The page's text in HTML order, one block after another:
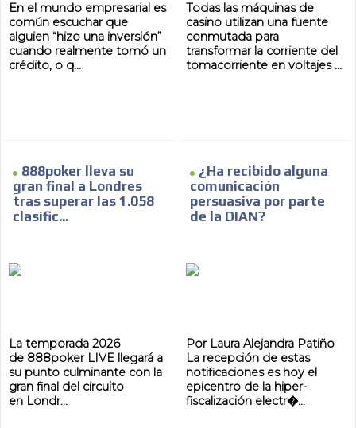
En el mundo empresarial es
común escuchar que
alguien “hizo una inversión”
cuando realmente tomó un
crédito, o q...
Todas las máquinas de
casino utilizan una fuente
conmutada para
transformar la corriente del
tomacorriente en voltajes ...
888poker lleva su
gran final a Londres
tras superar las 1.058
clasific...
La temporada 2026
de 888poker LIVE llegará a
su punto culminante con la
gran final del circuito
en Londr...
¿Ha recibido alguna
comunicación
persuasiva por parte
de la DIAN?
Por Laura Alejandra Patiño
La recepción de estas
notificaciones es hoy el
epicentro de la hiper-
fiscalización electr�...